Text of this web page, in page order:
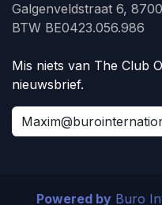
Galgenveldstraat 6,
BTW BE0423.056.986
Mis niets van The Club
nieuwsbrief.
Powered by Buro